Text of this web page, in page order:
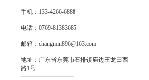
手机：133-4266-6888
电话：0769-81383685
邮箱：changmin896@163.com
地址：广东省东莞市石排镇庙边王龙田西
路1号